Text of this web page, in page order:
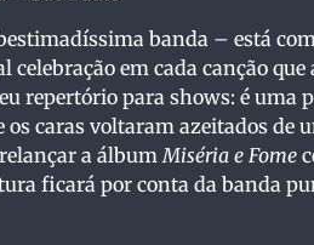
banda – está
celebração em cada canção
repertório para shows: é uma
caras voltaram azeitados de
a álbumMiséria e Fome
ficará por conta da banda